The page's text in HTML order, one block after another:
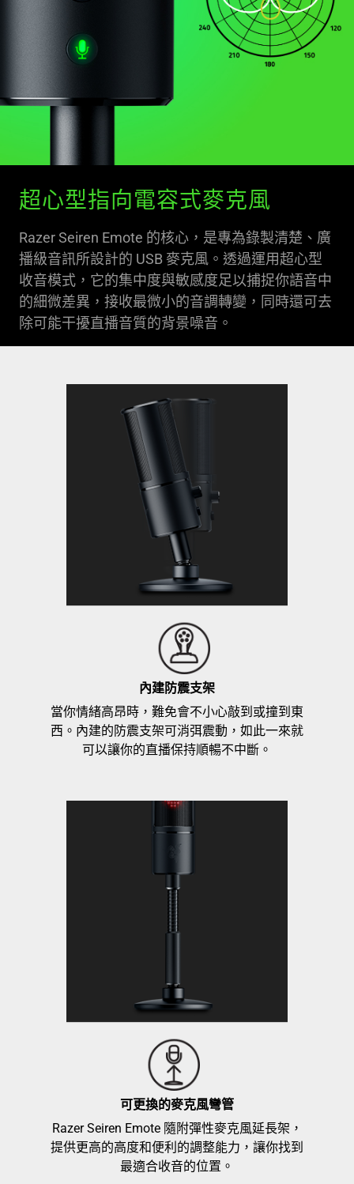
超心型指向電容式麥克風
Razer Seiren Emote 的核心，是專為錄製清楚、廣
播級音訊所設計的 USB 麥克風。透過運用超心型
收音模式，它的集中度與敏感度足以捕捉你語音中
的細微差異，接收最微小的音調轉變，同時還可去
除可能干擾直播音質的背景噪音。
內建防震支架
當你情緒高昂時，難免會不小心敲到或撞到東
西。內建的防震支架可消弭震動，如此一來就
可以讓你的直播保持順暢不中斷。
可更換的麥克風彎管
Razer Seiren Emote 隨附彈性麥克風延長架，
提供更高的高度和便利的調整能力，讓你找到
最適合收音的位置。